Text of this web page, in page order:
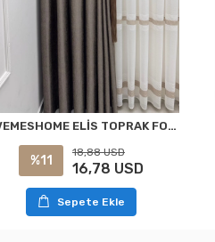
NİVEMESHOME ELİS TOPRAK FON PERDE 1/3 SIK PİLELİ PERDE APM
%11
18,88 USD
16,78 USD
Sepete Ekle